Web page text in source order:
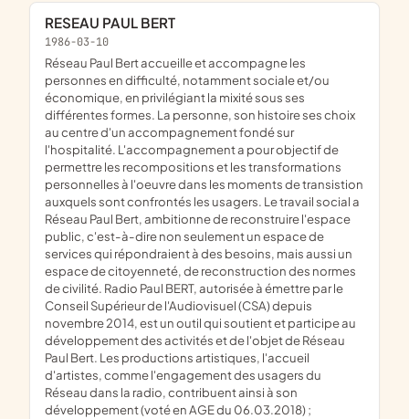
RESEAU PAUL BERT
1986-03-10
réseau Paul Bert accueille et accompagne les
personnes en difficulté, notamment sociale et/ou
économique, en privilégiant la mixité sous ses
différentes formes. La personne, son histoire ses choix
au centre d'un accompagnement fondé sur
l'hospitalité. L'accompagnement a pour objectif de
permettre les recompositions et les transformations
personnelles à l'oeuvre dans les moments de transistion
auxquels sont confrontés les usagers. Le travail social a
Réseau Paul Bert, ambitionne de reconstruire l'espace
public, c'est-à-dire non seulement un espace de
services qui répondraient à des besoins, mais aussi un
espace de citoyenneté, de reconstruction des normes
de civilité. Radio Paul BERT, autorisée à émettre par le
Conseil Supérieur de l'Audiovisuel (CSA) depuis
novembre 2014, est un outil qui soutient et participe au
développement des activités et de l'objet de Réseau
Paul Bert. Les productions artistiques, l'accueil
d'artistes, comme l'engagement des usagers du
Réseau dans la radio, contribuent ainsi à son
développement (voté en AGE du 06.03.2018) ;